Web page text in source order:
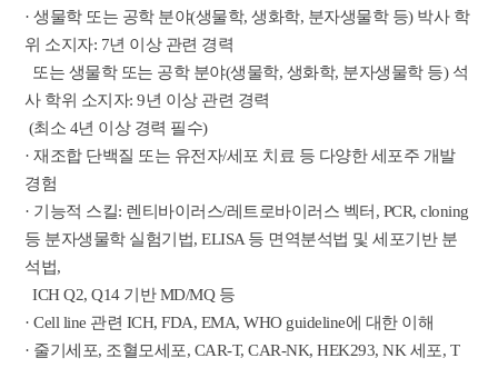
· 생물학 또는 공학 분야(생물학, 생화학, 분자생물학 등) 박사 학
위 소지자: 7년 이상 관련 경력
또는 생물학 또는 공학 분야(생물학, 생화학, 분자생물학 등) 석
사 학위 소지자: 9년 이상 관련 경력
(최소 4년 이상 경력 필수)
· 재조합 단백질 또는 유전자/세포 치료 등 다양한 세포주 개발
경험
· 기능적 스킬: 렌티바이러스/레트로바이러스 벡터, PCR, cloning
등 분자생물학 실험기법, ELISA 등 면역분석법 및 세포기반 분
석법,
ICH Q2, Q14 기반 MD/MQ 등
· Cell line 관련 ICH, FDA, EMA, WHO guideline에 대한 이해
· 줄기세포, 조혈모세포, CAR-T, CAR-NK, HEK293, NK 세포, T